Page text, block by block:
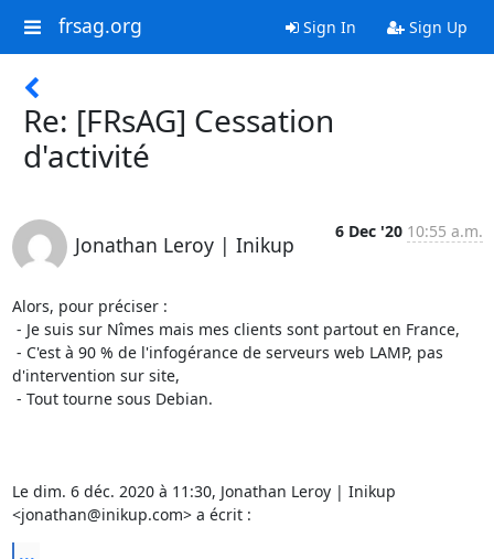
frsag.org Sign In Sign Up
Re: [FRsAG] Cessation
d'activité
Jonathan Leroy | Inikup
6 Dec '20 10:55 a.m.
Alors, pour préciser :
d'intervention sur site,
Le dim. 6 déc. 2020 à 11:30, Jonathan Leroy | Inikup
<jonathan@inikup.com> a écrit :